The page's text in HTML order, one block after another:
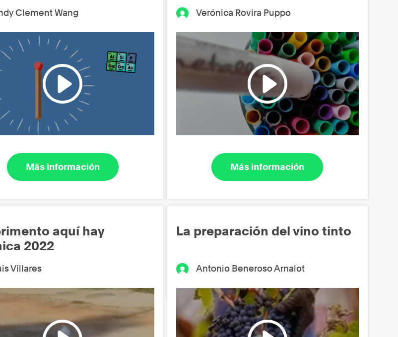
Clement Wang
Más información
Verónica Rovira Puppo
Más información
aquí hay
2022
Villares
La preparación del vino tinto
Antonio Beneroso Arnalot